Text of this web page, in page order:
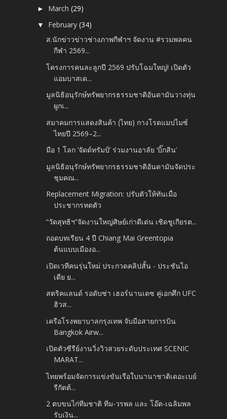
► March(29)
▼ February(34)
ส.นักข่าวข่าวช่างภาพกีฬาฯ จัดงาน #รวมพลคน
กีฬา 2569...
โครงการคนละลูกปี 2569 ปรับโฉมใหญ่! เปิดตัว
แอมบาสเด...
มูลนิธิอนุรักษ์ทรัพยากรธรรมชาติอันดามันวางทุ่น
ผูกเ...
สมาคมการแสดงสินค้า (ไทย) กางโรดแมปไมซ์
ไทยปี 2569–2...
มือ 1 โลก ’จัดด์ทรัมป์’ ร่วมงานอาลัย ‘บิ๊กสิน’
มูลนิธิอนุรักษ์ทรัพยากรธรรมชาติอันดามันจัดประ
ชุมคณ...
Replacement Migration: ปรับตัวให้ทันเมื่อ
ประชากรหดตัว
“วัดสุทธิฯ”จัดงานใหญ่ศิษย์เก่าดีเด่น เชิดชูเกียรต...
ถอดบทเรียน 4 ปี Chiang Mai Greentopia
ต้นแบบเมืองอ...
เปิดเวทีคนรุ่นใหม่ ประกวดคลิปสั้น - ประชันไอ
เดีย ย...
สตริคแลนด์ รอดับซ่า เฮอร์นานเดซ คู่เอกศึก UFC
ฮิวส...
เครือโรงพยาบาลกรุงเทพ จับมือสายการบิน
Bangkok Airw...
เปิดตัวซีรีย์งานวิ่งวิวสวยระดับประเทศ SCENIC
MARAT...
ไทยพร้อมจัดการแข่งขันเรือใบนานาชาติเดอะเบย์
รีกัตต้...
2 ตบขนไก่ทีมชาติ ทีม-วรพล และ โอ๊ต-เฉลิมพล
รับเงิน...